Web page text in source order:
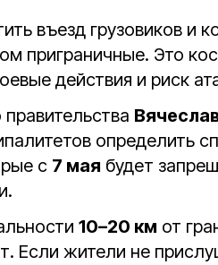
въезд грузовиков и
приграничные. Это
действия и риск
определить
с 7 мая будет
10–20 км от
Если жители не